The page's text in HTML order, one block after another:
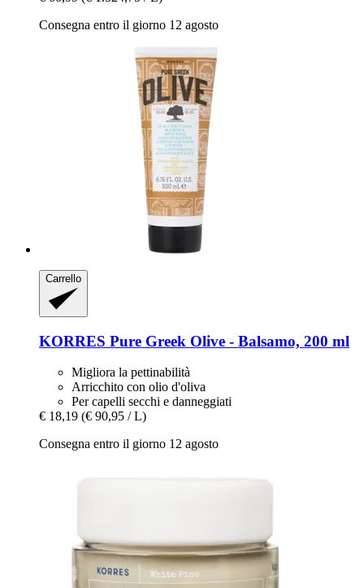
Consegna entro il giorno 12 agosto
Carrello
KORRES Pure Greek Olive -​ Balsamo, 200 ml
Migliora la pettinabilità
Arricchito con olio d'oliva
Per capelli secchi e danneggiati
€ 18,19 (€ 90,95 / L)
Consegna entro il giorno 12 agosto